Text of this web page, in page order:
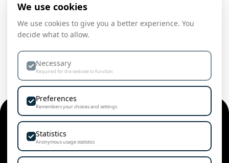
Bodø
+47 402 26 970
Linkedin
We use cookies
We use cookies to give you a better experience. You
decide what to allow.
Necessary
Required for the website to function
Preferences
Remembers your choices and settings
Statistics
Anonymous usage statistics